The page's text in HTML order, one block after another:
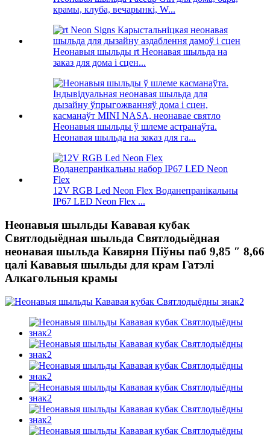
крамы, клуба, вечарынкі, W...
Неонавыя шыльды rt Неонавая шыльда на
заказ для дома і сцен...
Неонавыя шыльды ў шлеме астранаўта.
Неонавая шыльда на заказ для га...
12V RGB Led Neon Flex Воданепранікальны
IP67 LED Neon Flex ...
Неонавыя шыльды Кававая кубак
Святлодыёдная шыльда Святлодыёдная
неонавая шыльда Кавярня Піўны паб 9,85 ″ 8,66
цалі Кававыя шыльды для крам Гатэлі
Алкагольныя крамы